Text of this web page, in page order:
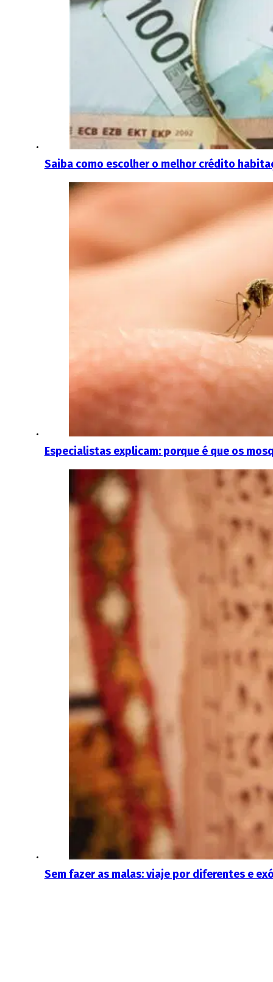
Saiba como escolher o melhor crédito
Especialistas explicam: porque é que os
Sem fazer as malas: viaje por diferentes e